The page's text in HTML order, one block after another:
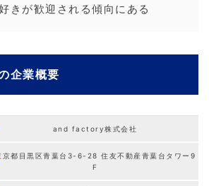
きが歓迎される傾向にある
企業概要
and factory株式会社
京都目黒区青葉台3-6-28 住友不動産青葉台タワー9
F